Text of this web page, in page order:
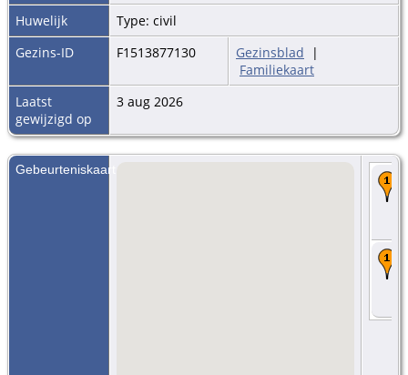
Huwelijk
Type: civil
Gezins-ID
F1513877130 Gezinsblad |
Familiekaart
Laatst
gewijzigd op
3 aug 2026
Gebeurteniskaart